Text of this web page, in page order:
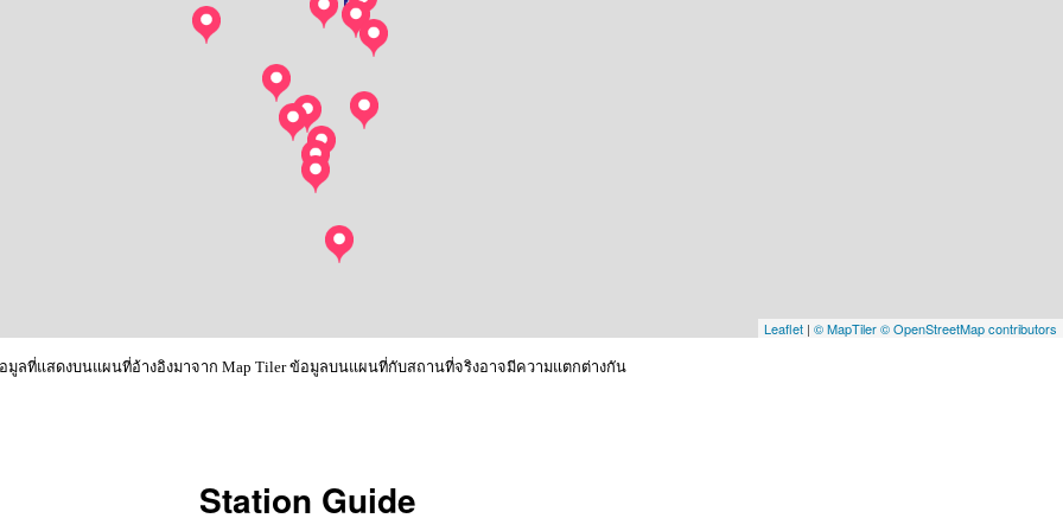
Leaflet | © MapTiler© OpenStreetMap contributors
มูลที่แสดงบนแผนที่อ้างอิงมาจาก Map Tiler ข้อมูลบนแผนที่กับสถานที่จริงอาจมีความแตกต่างกัน
Station Guide